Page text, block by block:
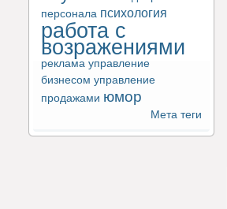
персонала психология
работа с
возражениями
реклама управление
бизнесом управление
продажами юмор
Мета теги